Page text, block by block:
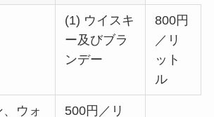
(1) ウイスキ
ー及びブラ
ンデー
800円
／リ
ット
ル
ウォ
500円／リ